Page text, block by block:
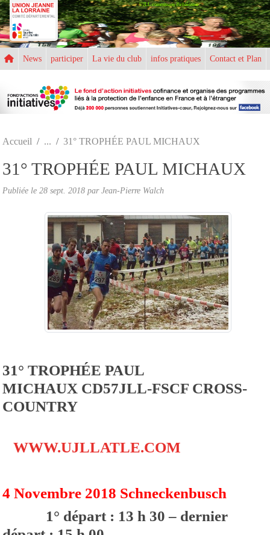
UJLL commission d'athlétisme
News participer La vie du club infos pratiques Contact et Plan
Accueil 31° TROPHÉE PAUL MICHAUX
31° TROPHÉE PAUL MICHAUX
Publiée le 28 sept. 2018 parJean-Pierre Walch
31° TROPHÉE PAUL
MICHAUX CD57JLL-FSCF CROSS-
COUNTRY
WWW.UJLLATLE.COM
4 Novembre 2018 Schneckenbusch
1° départ : 13 h 30 – dernier
Panneau de gestion des cookies